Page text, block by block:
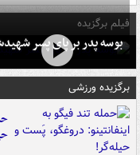
فیلم برگزیده
بوسه‌ پدر بر پای پسر
برگزیده ورزشی